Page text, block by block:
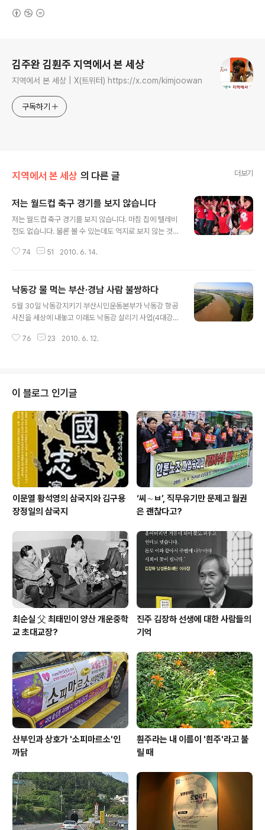
김주완 김훤주 지역에서 본 세상
지역에서 본 세상 | X(트위터) https://x.com/kimjoowan
구독하기
지역에서 본 세상 의 다른 글 더보기
저는 월드컵 축구 경기를 보지 않습니다
저는 월드컵 축구 경기를 보지 않습니다. 마침 집에 텔레비
전도 없습니다. 물론 볼 수 있는데도 억지로 보지 않는 것은
다. 제가 축구 경기를 보지 않는 까닭은 아주 간단합니다.
드컵 같은 큰 경기라면 볼 수도 있지 않겠느냐 싶기는 합니
다. 어쨌든 저는 보지 않는데, 그것은 아마도 개인이 집단에
푹 빠져 묻혀 버리는 그런 일이 겁나기 때문입니다. 2006
년 월드컵 4강 진입을 돌아보는 기사를 그 해 2월 16일치
74 51 2010. 6. 14.
낙동강 물 먹는 부산·경남 사람 불쌍하다
5월 30일 낙동강지키기 부산시민운동본부가 낙동강 항공
사진을 세상에 내놓고 이래도 낙동강 살리기 사업(4대강
다. 사진 가운데 하나가 바로 아래 이것인데요, 대구 강정보
고, 왼쪽으로 밀려나 있는 본류는 싯누런 흙탕물입니다. 비
가 오면 언제나 이렇지만 그렇지도 않은 지금 이런 상황은
강바닥 준설을 지나치게 해서 생긴 것입니다. 바닥을 긁어
낼 때는 규정을 지켜 오탁(汚濁)을 막아야 하는데 그렇게
하지 않은 것입니다. 그런데 알고 봤더니 금호강이 합류하
는 강정보 둘레만이 아니라 합천보와 함..
76 23 2010. 6. 12.
이 블로그 인기글
이문열 황석영의 삼국지와 김구용
장정일의 삼국지
‘씨∼ㅂ’, 직무유기만 문제고 월권
은 괜찮다고?
최순실 父 최태민이 양산 개운중학
교 초대교장?
진주 김장하 선생에 대한 사람들의
기억
산부인과 상호가 '소피마르소'인
까닭
훤주라는 내 이름이 '흰주'라고 불
릴 때